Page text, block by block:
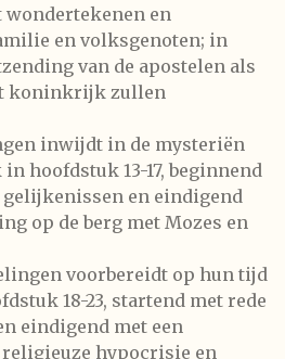
wondertekenen en
en volksgenoten; in
van de apostelen als
koninkrijk zullen
inwijdt in de mysteriën
hoofdstuk 13-17, beginnend
gelijkenissen en eindigend
op de berg met Mozes en
voorbereidt op hun tijd
18-23, startend met rede
eindigend met een
hypocrisie en